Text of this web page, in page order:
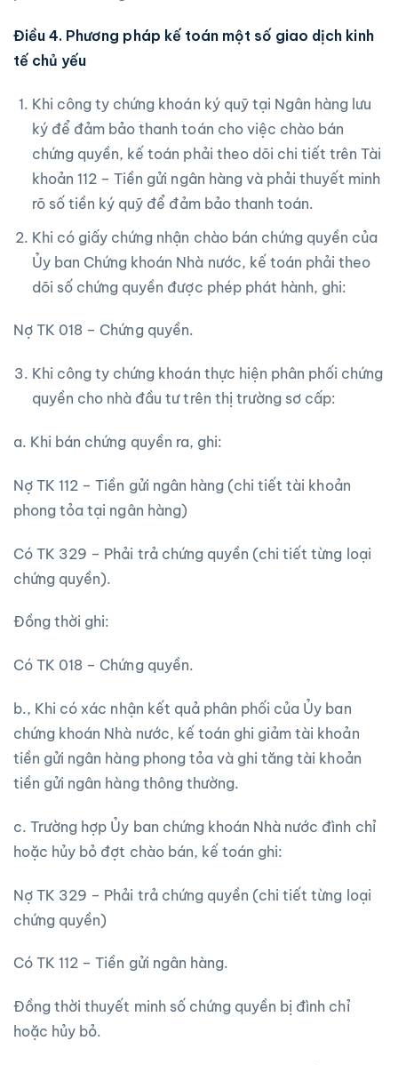
Điều 4. Phương pháp kế toán một số giao dịch kinh
tế chủ yếu
Khi công ty chứng khoán ký quỹ tại Ngân hàng lưu
ký để đảm bảo thanh toán cho việc chào bán
chứng quyền, kế toán phải theo dõi chi tiết trên Tài
khoản 112 – Tiền gửi ngân hàng và phải thuyết minh
rõ số tiền ký quỹ để đảm bảo thanh toán.
Khi có giấy chứng nhận chào bán chứng quyền của
Ủy ban Chứng khoán Nhà nước, kế toán phải theo
dõi số chứng quyền được phép phát hành, ghi:
Nợ TK 018 – Chứng quyền.
Khi công ty chứng khoán thực hiện phân phối chứng
quyền cho nhà đầu tư trên thị trường sơ cấp:
a. Khi bán chứng quyền ra, ghi:
Nợ TK 112 – Tiền gửi ngân hàng (chi tiết tài khoản
phong tỏa tại ngân hàng)
Có TK 329 – Phải trả chứng quyền (chi tiết từng loại
chứng quyền).
Đồng thời ghi:
Có TK 018 – Chứng quyền.
b., Khi có xác nhận kết quả phân phối của Ủy ban
chứng khoán Nhà nước, kế toán ghi giảm tài khoản
tiền gửi ngân hàng phong tỏa và ghi tăng tài khoản
tiền gửi ngân hàng thông thường.
c. Trường hợp Ủy ban chứng khoán Nhà nước đình chỉ
hoặc hủy bỏ đợt chào bán, kế toán ghi:
Nợ TK 329 – Phải trả chứng quyền (chi tiết từng loại
chứng quyền)
Có TK 112 – Tiền gửi ngân hàng.
Đồng thời thuyết minh số chứng quyền bị đình chỉ
hoặc hủy bỏ.